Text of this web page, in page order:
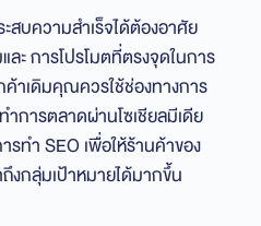
สบความสำเร็จได้ต้องอาศัย
ะ การโปรโมตที่ตรงจุดในการ
าเดิมคุณควรใช้ช่องทางการ
การตลาดผ่านโซเชียลมีเดีย
รทำ SEO เพื่อให้ร้านค้าของ
งกลุ่มเป้าหมายได้มากขึ้น